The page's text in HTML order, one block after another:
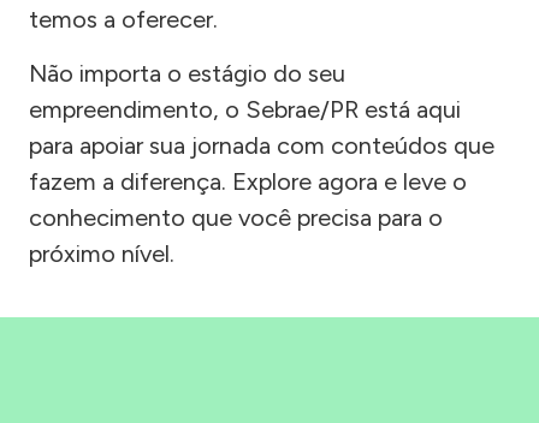
temos a oferecer.
Não importa o estágio do seu
empreendimento, o Sebrae/PR está aqui
para apoiar sua jornada com conteúdos que
fazem a diferença. Explore agora e leve o
conhecimento que você precisa para o
próximo nível.